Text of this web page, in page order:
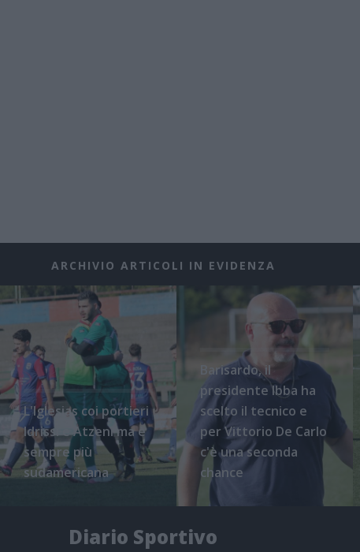
ARCHIVIO ARTICOLI IN EVIDENZA
L'Iglesias coi portieri
Idrissi e Atzeni ma è
sempre più
sudamericana
Barisardo, il
presidente Ibba ha
scelto il tecnico e
per Vittorio De Carlo
c'è una seconda
chance
Diario Sportivo